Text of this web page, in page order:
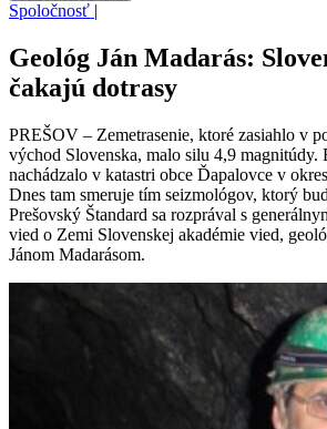
Spoločnosť |
Geológ Ján Madarás:
čakajú dotrasy
PREŠOV – Zemetrasenie, ktoré zasiahlo v
východ Slovenska, malo silu 4,9 magnitúdy.
nachádzalo v katastri obce Ďapalovce v
Dnes tam smeruje tím seizmológov, ktorý
Prešovský Štandard sa rozprával s
vied o Zemi Slovenskej akadémie vied,
Jánom Madarásom.